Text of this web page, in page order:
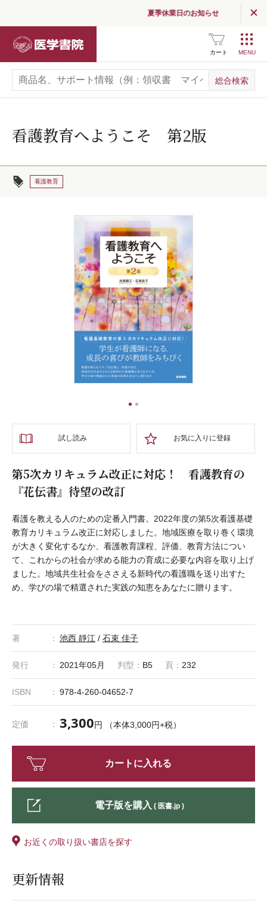
夏季休業日のお知らせ
カート
看護教育へようこそ 第2版
看護教育
1
試し読み お気に入りに登録
第5次カリキュラム改正に対応！ 看護教育の
『花伝書』待望の改訂
看護を教える人のための定番入門書。2022年度の第5次看護基礎
教育カリキュラム改正に対応しました。地域医療を取り巻く環境
が大きく変化するなか、看護教育課程、評価、教育方法につい
て、これからの社会が求める能力の育成に必要な内容を取り上げ
ました。地域共生社会をささえる新時代の看護職を送り出すた
め、学びの場で精選された実践の知恵をあなたに贈ります。
著 池西 靜江 / 石束 佳子
発行 2021年05月 判型： B5 頁： 232
ISBN 978-4-260-04652-7
定価 3,300円 （本体3,000円+税）
カートに入れる
電子版を購入 ( 医書.jp )
お近くの取り扱い書店を探す
更新情報